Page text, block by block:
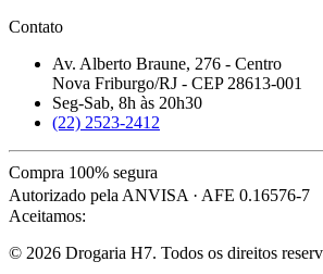
Contato
Av. Alberto Braune, 276 - Centro
Nova Friburgo/RJ - CEP 28613-001
Seg-Sab, 8h às 20h30
(22) 2523-2412
Compra 100% segura
Autorizado pela ANVISA · AFE 0.16576-7
Aceitamos:
© 2026 Drogaria H7. Todos os direitos